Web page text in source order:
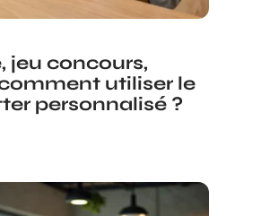
jeu concours,
utiliser le
personnalisé ?